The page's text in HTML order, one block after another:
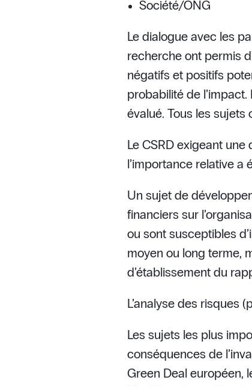
Société/ONG
Le dialogue avec les
recherche ont permis
négatifs et positifs
probabilité de
évalué. Tous les sujets
Le CSRD exigeant
l’importance relative a
Un sujet de
financiers sur
ou sont susceptibles
moyen ou long terme,
d’établissement du
L’analyse des risques
Les sujets les plus
conséquences de
Green Deal européen,